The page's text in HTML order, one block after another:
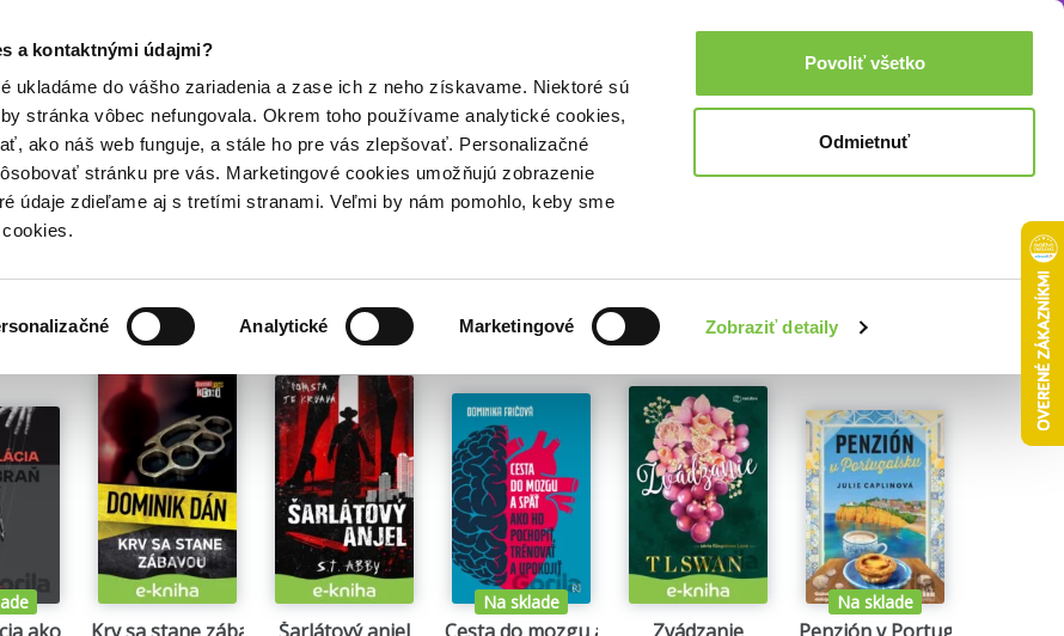
a kontaktnými údajmi?
ukladáme do vášho zariadenia a zase ich z neho získavame. Niektoré sú
stránka vôbec nefungovala. Okrem toho používame analytické cookies,
ako náš web funguje, a stále ho pre vás zlepšovať. Personalizačné
stránku pre vás. Marketingové cookies umožňujú zobrazenie
údaje zdieľame aj s tretími stranami. Veľmi by nám pomohlo, keby sme
Analytické Marketingové Zobraziť detaily
Povoliť všetko
Odmietnuť
Doplnky Prihlásenie 0,00€
Akcie a zľavy
Srnicek
pre teba
Na sklade Na sklade